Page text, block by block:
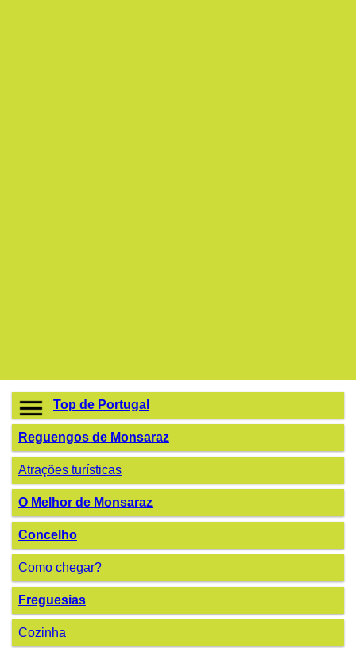
Top de Portugal
Reguengos de Monsaraz
Atrações turísticas
O Melhor de Monsaraz
Concelho
Como chegar?
Freguesias
Cozinha